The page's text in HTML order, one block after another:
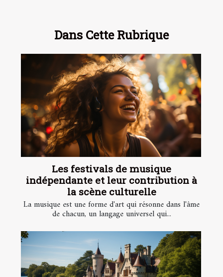
Dans Cette Rubrique
Les festivals de musique
indépendante et leur contribution à
la scène culturelle
La musique est une forme d'art qui résonne dans l'âme
de chacun, un langage universel qui...